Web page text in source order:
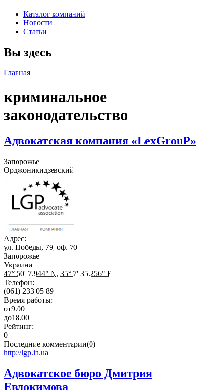
Каталог компаний
Новости
Статьи
Вы здесь
Главная
криминальное
законодательство
Адвокатская компания «LexGrouP»
Запорожье
Орджоникидзевский
Адрес:
ул. Победы, 79, оф. 70
Запорожье
Украина
47° 50' 7.944" N, 35° 7' 35.256" E
Телефон:
(061) 233 05 89
Время работы:
от9.00
до18.00
Рейтинг:
0
Последние комментарии(0)
http://lgp.in.ua
Адвокатское бюро Дмитрия
Евдокимова